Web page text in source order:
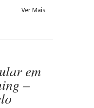
Ver Mais
em
–